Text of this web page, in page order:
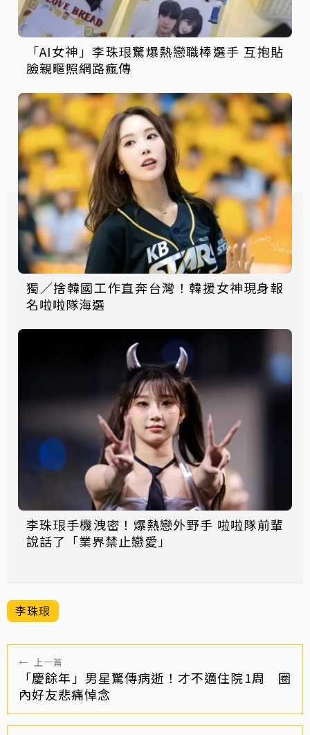
「AI女神」李珠珢驚爆熱戀職棒選手 互抱貼
臉親暱照網路瘋傳
獨／捨韓國工作直奔台灣！韓援女神現身報
名啦啦隊海選
李珠珢手機洩密！爆熱戀外野手 啦啦隊前輩
說話了「業界禁止戀愛」
李珠珢
← 上一篇
「慶餘年」男星驚傳病逝！才不適住院1周 圈
內好友悲痛悼念